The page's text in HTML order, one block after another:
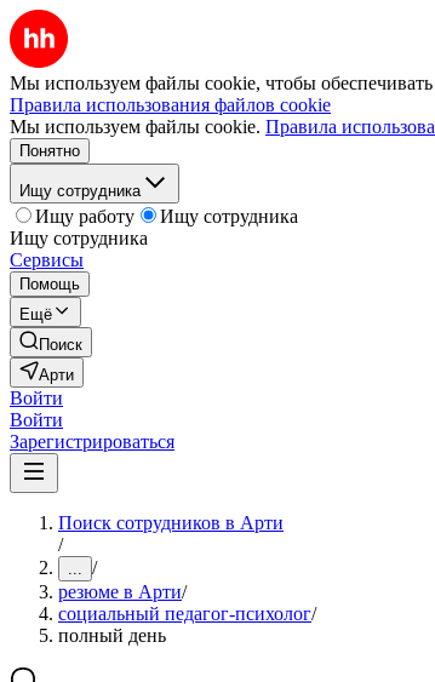
Мы используем файлы cookie, чтобы
Правила использования файлов cookie
Мы используем файлы cookie. Правила
Понятно
Ищу сотрудника
Ищу работу
Ищу сотрудника
Ищу сотрудника
Сервисы
Помощь
Ещё
Поиск
Арти
Войти
Войти
Зарегистрироваться
Поиск сотрудников в Арти
/
... /
резюме в Арти/
социальный педагог-психолог/
полный день